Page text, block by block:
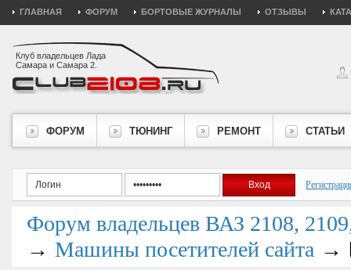
ГЛАВНАЯ ФОРУМ БОРТОВЫЕ ЖУРНАЛЫ ОТЗЫВЫ
Клуб владельцев Лада
Самара и Самара 2.
ФОРУМ ТЮНИНГ РЕМОНТ СТАТЬИ
Форум владельцев ВАЗ 2108,
→ Машины посетителей сайта →